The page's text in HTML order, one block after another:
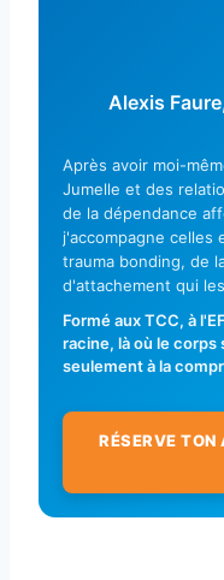
Alexis
Après avoir moi-
Jumelle et des
de la dépendance
j'accompagne celles
trauma bonding, de
d'attachement qui
Formé aux TCC, à
racine, là où le
seulement à la
RÉSERVE TON